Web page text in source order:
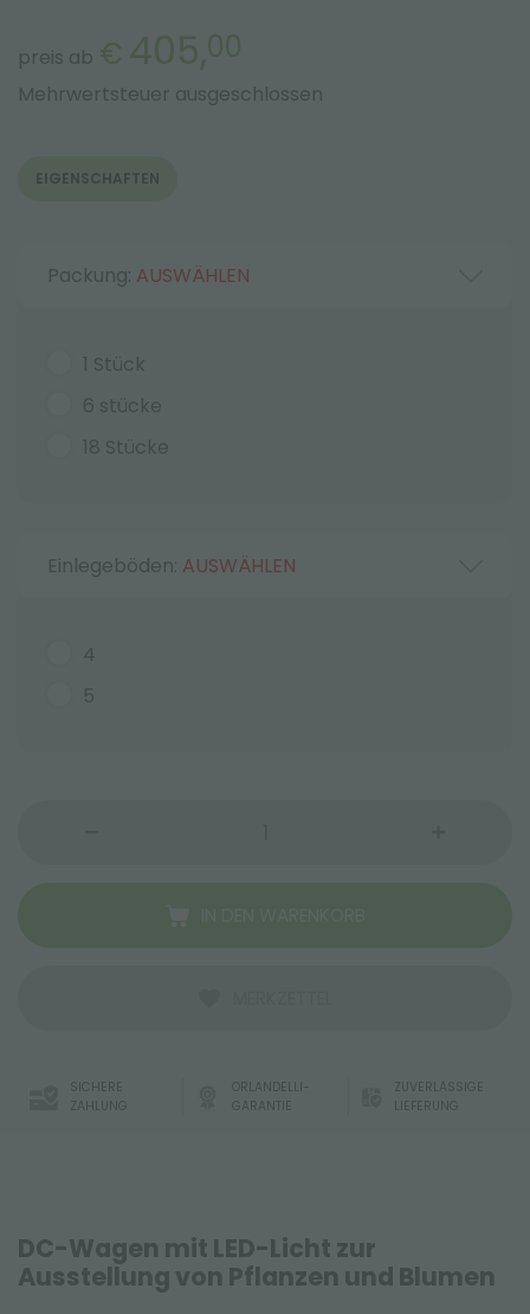
preis ab € 405,00
Mehrwertsteuer ausgeschlossen
EIGENSCHAFTEN
Packung: AUSWÄHLEN
1 Stück
6 stücke
18 Stücke
Einlegeböden: AUSWÄHLEN
4
5
SICHERE
ZAHLUNG
ORLANDELLI-
GARANTIE
ZUVERLÄSSIGE
LIEFERUNG
DC-Wagen mit LED-Licht zur
Ausstellung von Pflanzen und Blumen